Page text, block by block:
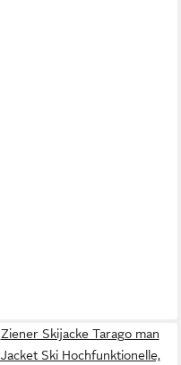
Ziener Skijacke Tarago man
Jacket Ski Hochfunktionelle,